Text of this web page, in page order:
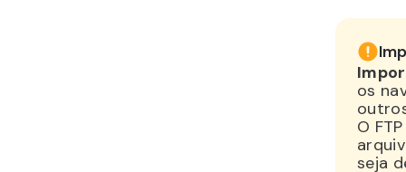
os
O
seja